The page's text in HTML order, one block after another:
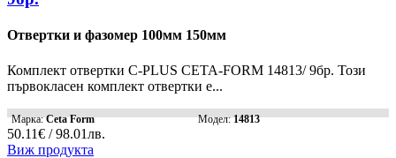
Отвертки и фазомер 100мм 150мм
Комплект отвертки C-PLUS CETA-FORM 14813/ 9бр. Този
първокласен комплект отвертки е...
Марка:Ceta Form Модел:14813
50.11€ / 98.01лв.
Виж продукта